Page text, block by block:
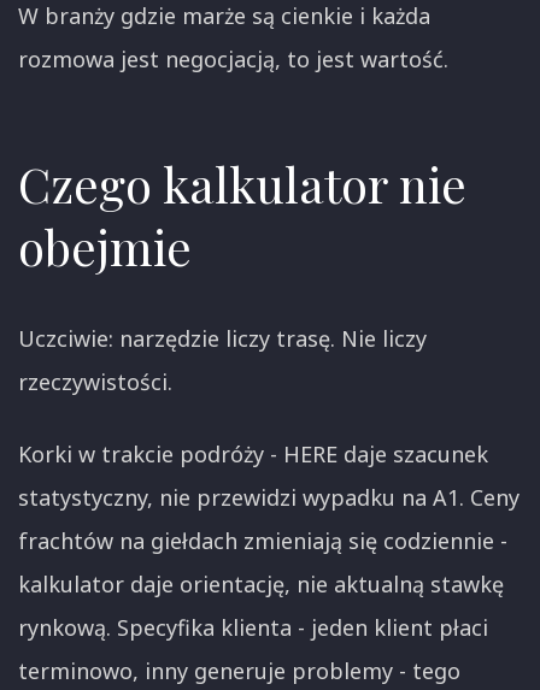
W branży gdzie marże są cienkie i każda
rozmowa jest negocjacją, to jest wartość.
Czego kalkulator nie
obejmie
Uczciwie: narzędzie liczy trasę. Nie liczy
rzeczywistości.
Korki w trakcie podróży - HERE daje szacunek
statystyczny, nie przewidzi wypadku na A1. Ceny
frachtów na giełdach zmieniają się codziennie -
kalkulator daje orientację, nie aktualną stawkę
rynkową. Specyfika klienta - jeden klient płaci
terminowo, inny generuje problemy - tego